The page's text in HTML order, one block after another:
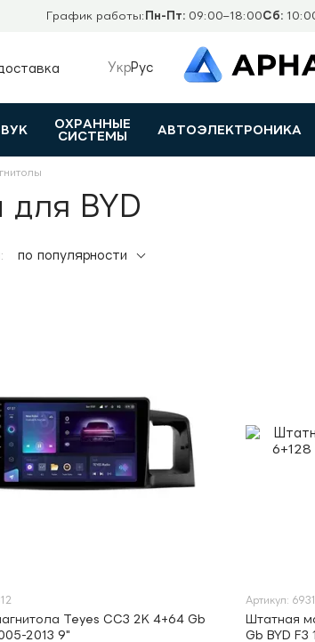
График работы: Пн-Пт:09:00–18:00Сб:
УкрРус
ОХРАННЫЕ
СИСТЕМЫ
АВТОЭЛЕКТРОНИКА
для BYD
по популярности
Teyes CC3 2K 4+64 Gb
2013 9"
Артикул:
Штатная
Gb BYD F3